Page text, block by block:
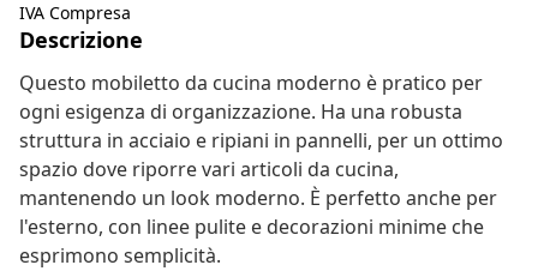
IVA Compresa
Descrizione
Questo mobiletto da cucina moderno è pratico per
ogni esigenza di organizzazione. Ha una robusta
struttura in acciaio e ripiani in pannelli, per un ottimo
spazio dove riporre vari articoli da cucina,
mantenendo un look moderno. È perfetto anche per
l'esterno, con linee pulite e decorazioni minime che
esprimono semplicità.